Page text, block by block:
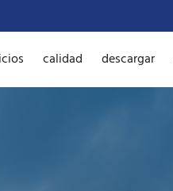
calidad descargar